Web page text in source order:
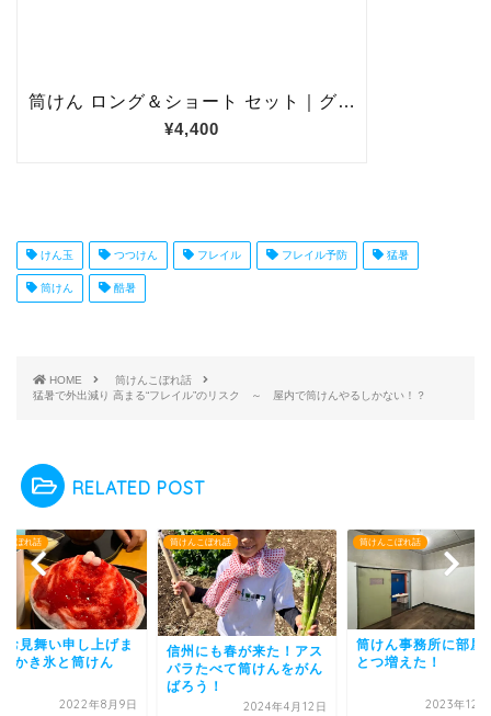
けん玉 つつけん フレイル フレイル予防 猛暑
筒けん 酷暑
HOME
筒けんこぼれ話
猛暑で外出減り 高まる“フレイル”のリスク ～ 屋内で筒けんやるしかない！？
RELATED POST
こぼれ話
お見舞い申し上げま
かき氷と筒けん
2022年8月9日
筒けんこぼれ話
信州にも春が来た！アス
パラたべて筒けんをがん
ばろう！
2024年4月12日
筒けんこぼれ話
筒けん事務所に部屋
とつ増えた！
2023年12